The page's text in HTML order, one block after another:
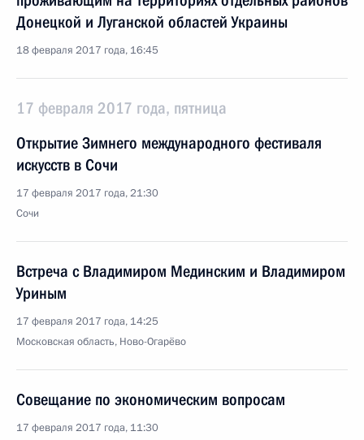
Донецкой и Луганской областей Украины
18 февраля 2017 года, 16:45
17 февраля 2017 года, пятница
Открытие Зимнего международного фестиваля
искусств в Сочи
17 февраля 2017 года, 21:30
Сочи
Встреча с Владимиром Мединским и Владимиром
Уриным
17 февраля 2017 года, 14:25
Московская область, Ново-Огарёво
Совещание по экономическим вопросам
17 февраля 2017 года, 11:30